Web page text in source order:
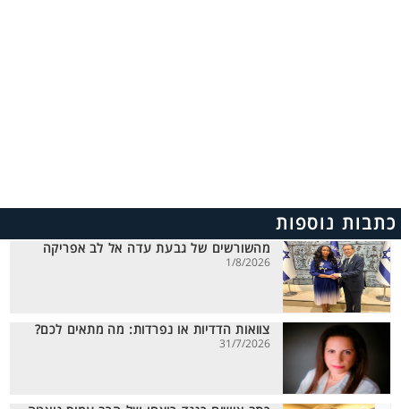
כתבות נוספות
מהשורשים של גבעת עדה אל לב אפריקה
1/8/2026
צוואות הדדיות או נפרדות: מה מתאים לכם?
31/7/2026